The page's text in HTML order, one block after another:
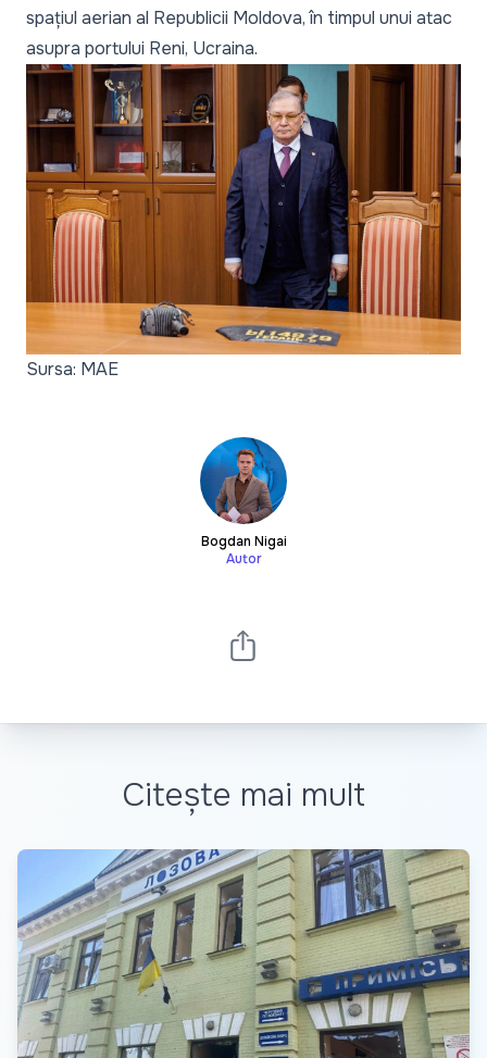
spațiul aerian al Republicii Moldova, în timpul unui atac
asupra portului Reni, Ucraina.
Sursa: MAE
Bogdan Nigai
Autor
Citește mai mult